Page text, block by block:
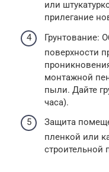
или
прилегание
Грунтование:
поверхности
монтажной
пыли. Дайте
часа).
Защита
пленкой или